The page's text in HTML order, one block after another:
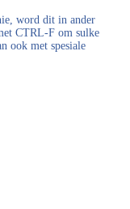
word dit in ander
CTRL-F om sulke
ook met spesiale